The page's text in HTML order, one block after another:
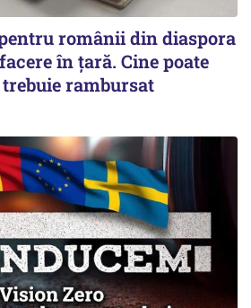
românii din diaspora
în țară. Cine poate
rambursat